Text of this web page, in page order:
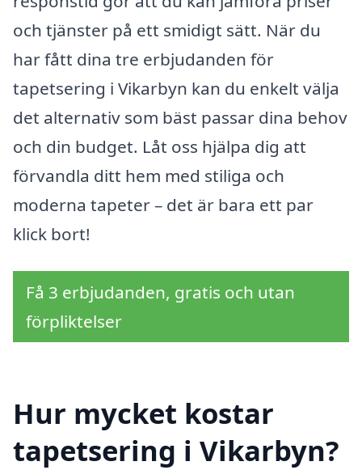
och tjänster på ett smidigt sätt. När du
har fått dina tre erbjudanden för
tapetsering i Vikarbyn kan du enkelt välja
det alternativ som bäst passar dina behov
och din budget. Låt oss hjälpa dig att
förvandla ditt hem med stiliga och
moderna tapeter – det är bara ett par
klick bort!
Få 3 erbjudanden, gratis och utan
förpliktelser
Hur mycket kostar
tapetsering i Vikarbyn?